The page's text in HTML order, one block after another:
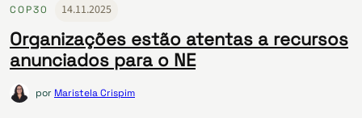
COP30 14.11.2025
Organizações estão atentas a recursos
anunciados para o NE
por Maristela Crispim